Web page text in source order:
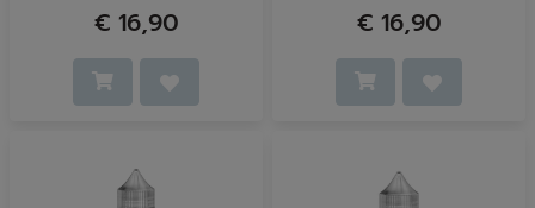
€ 16,90 € 16,90